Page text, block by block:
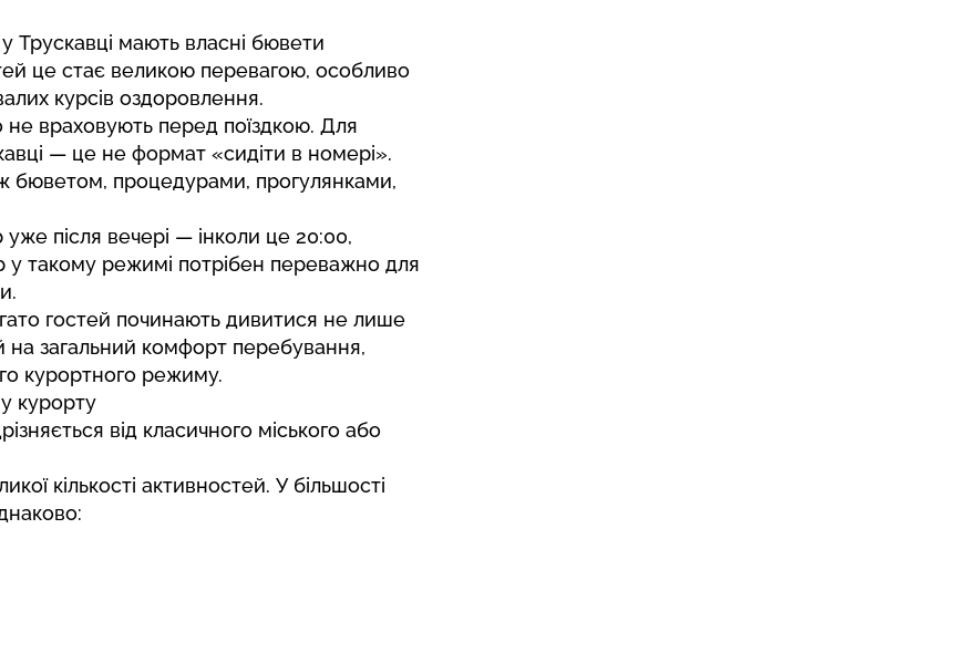
у Трускавці мають власні бювети
це стає великою перевагою, особливо
курсів оздоровлення.
враховують перед поїздкою. Для
— це не формат «сидіти в номері».
бюветом, процедурами, прогулянками,
після вечері — інколи це 20:00,
у такому режимі потрібен переважно для
гостей починають дивитися не лише
загальний комфорт перебування,
курортного режиму.
курорту
від класичного міського або
кількості активностей. У більшості